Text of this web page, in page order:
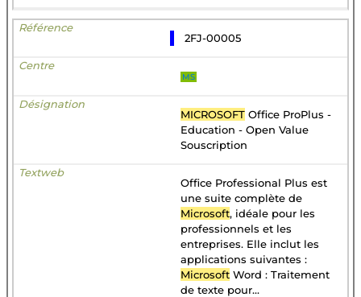
2FJ-00005
MS
MICROSOFT Office ProPlus -
Education - Open Value
Souscription
Office Professional Plus est
une suite complète de
Microsoft, idéale pour les
professionnels et les
entreprises. Elle inclut les
applications suivantes :
Microsoft Word : Traitement
de texte pour...